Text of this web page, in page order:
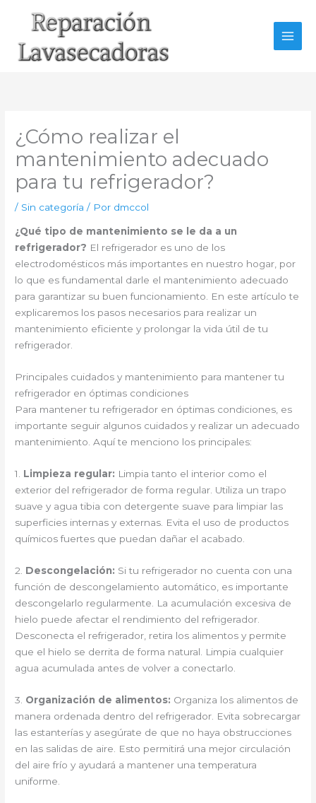
¿Cómo realizar el
mantenimiento adecuado
para tu refrigerador?
/ Sin categoría / Por dmccol
¿Qué tipo de mantenimiento se le da a un
refrigerador? El refrigerador es uno de los
electrodomésticos más importantes en nuestro hogar, por
lo que es fundamental darle el mantenimiento adecuado
para garantizar su buen funcionamiento. En este artículo te
explicaremos los pasos necesarios para realizar un
mantenimiento eficiente y prolongar la vida útil de tu
refrigerador.
Principales cuidados y mantenimiento para mantener tu
refrigerador en óptimas condiciones
Para mantener tu refrigerador en óptimas condiciones, es
importante seguir algunos cuidados y realizar un adecuado
mantenimiento. Aquí te menciono los principales:
1. Limpieza regular: Limpia tanto el interior como el
exterior del refrigerador de forma regular. Utiliza un trapo
suave y agua tibia con detergente suave para limpiar las
superficies internas y externas. Evita el uso de productos
químicos fuertes que puedan dañar el acabado.
2. Descongelación: Si tu refrigerador no cuenta con una
función de descongelamiento automático, es importante
descongelarlo regularmente. La acumulación excesiva de
hielo puede afectar el rendimiento del refrigerador.
Desconecta el refrigerador, retira los alimentos y permite
que el hielo se derrita de forma natural. Limpia cualquier
agua acumulada antes de volver a conectarlo.
3. Organización de alimentos: Organiza los alimentos de
manera ordenada dentro del refrigerador. Evita sobrecargar
las estanterías y asegúrate de que no haya obstrucciones
en las salidas de aire. Esto permitirá una mejor circulación
del aire frío y ayudará a mantener una temperatura
uniforme.